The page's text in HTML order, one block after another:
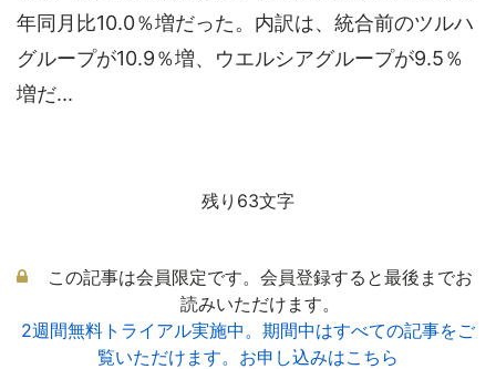
年同月比10.0％増だった。内訳は、統合前のツルハ
グループが10.9％増、ウエルシアグループが9.5％
増だ...
残り63文字
この記事は会員限定です。会員登録すると最後までお
読みいただけます。
2週間無料トライアル実施中。期間中はすべての記事をご
覧いただけます。お申し込みはこちら